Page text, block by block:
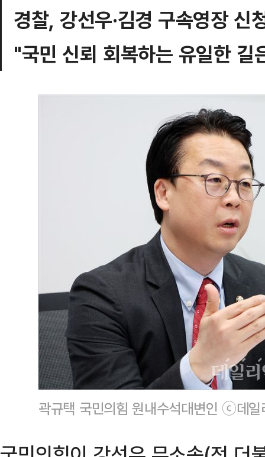
경찰, 강선우·김경 구속영장 신
"국민 신뢰 회복하는 유일한
곽규택 국민의힘 원내수석대변인 ⓒ데일